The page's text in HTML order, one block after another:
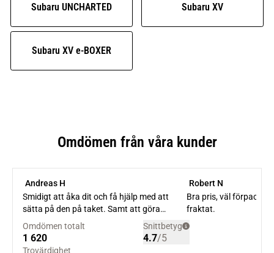
Subaru UNCHARTED Subaru XV
Subaru XV e-BOXER